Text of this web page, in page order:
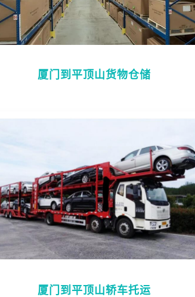
厦门到平顶山货物仓储
厦门到平顶山轿车托运